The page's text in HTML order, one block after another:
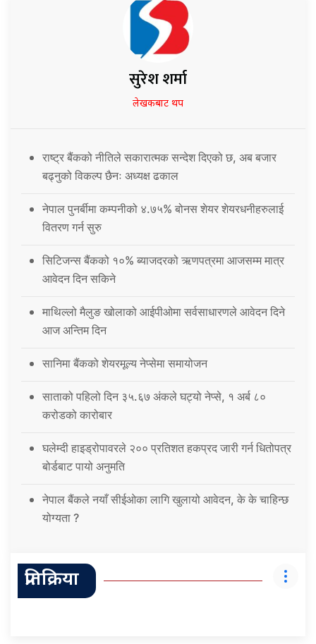
सुरेश शर्मा
लेखकबाट थप
राष्ट्र बैंकको नीतिले सकारात्मक सन्देश दिएको छ, अब बजार
बढ्नुको विकल्प छैनः अध्यक्ष ढकाल
नेपाल पुनर्बीमा कम्पनीको ४.७५% बोनस शेयर शेयरधनीहरुलाई
वितरण गर्न सुरु
सिटिजन्स बैंकको १०% ब्याजदरको ऋणपत्रमा आजसम्म मात्र
आवेदन दिन सकिने
माथिल्लो मैलुङ खोलाको आईपीओमा सर्वसाधारणले आवेदन दिने
आज अन्तिम दिन
सानिमा बैंकको शेयरमूल्य नेप्सेमा समायोजन
साताको पहिलो दिन ३५.६७ अंकले घट्यो नेप्से, १ अर्ब ८०
करोडको कारोबार
घलेम्दी हाइड्रोपावरले २०० प्रतिशत हकप्रद जारी गर्न धितोपत्र
बोर्डबाट पायो अनुमति
नेपाल बैंकले नयाँ सीईओका लागि खुलायो आवेदन, के के चाहिन्छ
योग्यता ?
प्रतिक्रिया